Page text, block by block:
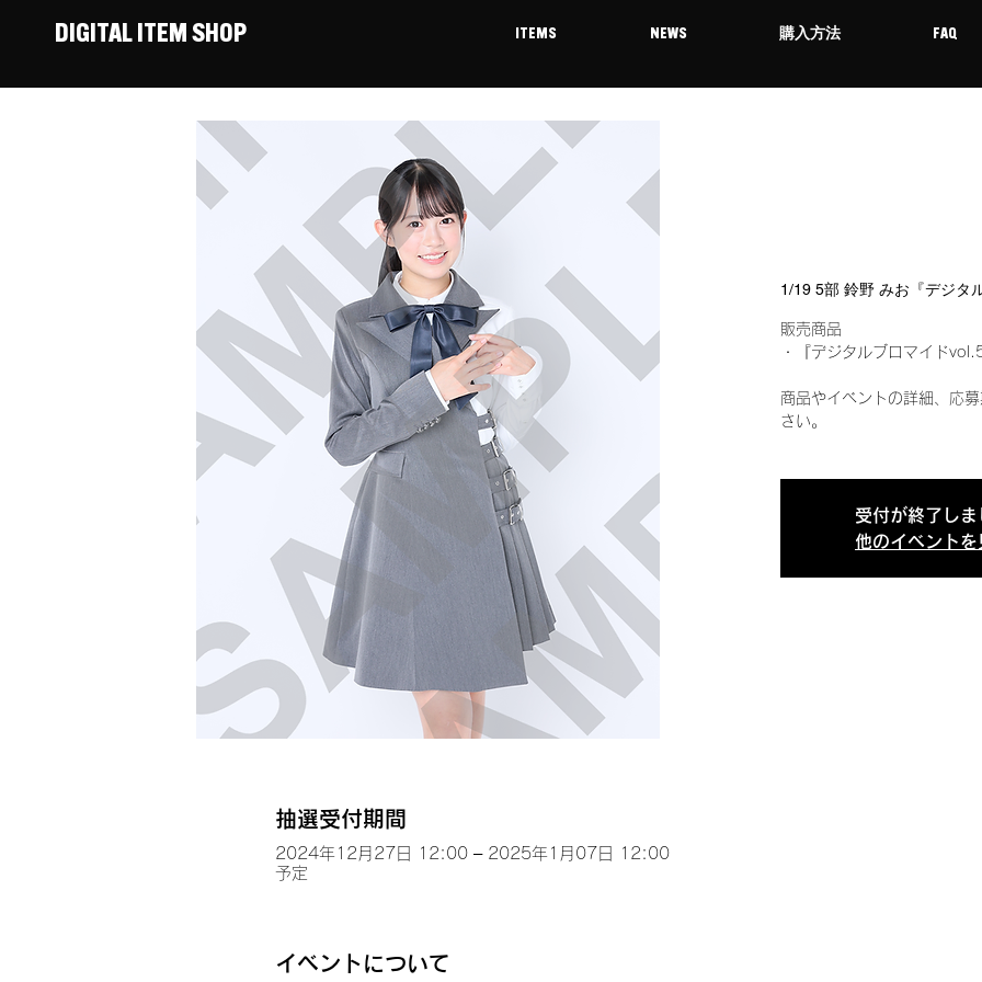
DIGITAL ITEM SHOP ITEMS NEWS 購入方法 FAQ
1/19 5部 鈴野 みお『デジタ
販売商品
・『デジタルブロマイド
商品やイベントの詳細、応
さい。
受付が終了しま
他のイベントを
抽選受付期間
2024年12月27日 12:00 – 2025年1月07日 12:00
予定
イベントについて